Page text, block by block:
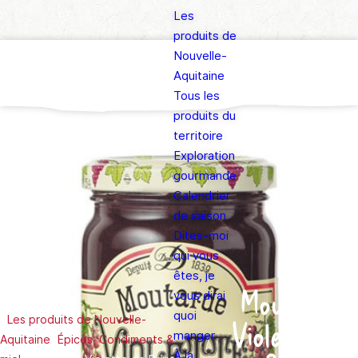
Les
produits de
Nouvelle-
Aquitaine
Tous les
produits du
territoire
Exploration
gourmande
Calendrier
de saison
Dites-moi
qui vous
êtes, je
vous dirai
quoi
manger
Les produits de Nouvelle-
Aquitaine
Épices, Condiments &
Moutarde
Violette de